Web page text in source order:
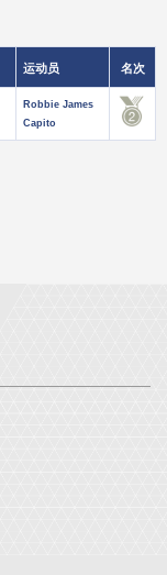
运动员 名次
Robbie James
Capito